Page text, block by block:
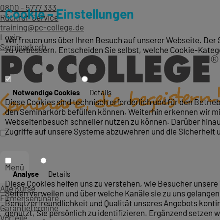
0800 - 5777 333
Rückruf-Service
training@pc-college.de
Login
Seminarkorb
Menü
Alle Kurse
Firmenseminare
Garantietermine
Vorteile
Cookie – Einstellungen
Wir freuen uns über Ihren Besuch auf unserer Webseite.
zu verbessern. Entscheiden Sie selbst, welche Cookie-
Notwendige Cookies Details
Diese Cookies sind technisch erforderlich und für den
den Seminarkorb befüllen können. Weiterhin erkennen wir
Webseitenbesuch schneller nutzen zu können. Darüber
Zugriffe auf unsere Systeme abzuwehren und die Sicherheit
Analyse Details
Diese Cookies helfen uns zu verstehen, wie Besucher
Seiten verweilen und über welche Kanäle sie zu uns
Benutzerfreundlichkeit und Qualität unseres Angebots
genutzt, Sie persönlich zu identifizieren. Ergänzend